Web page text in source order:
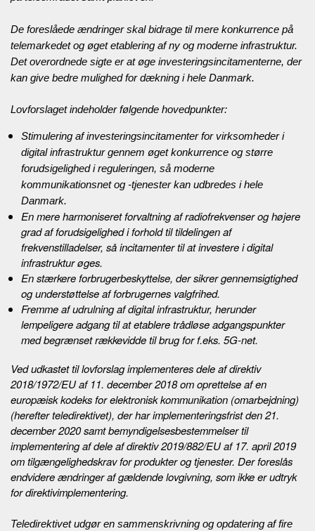
De foreslåede ændringer skal bidrage til mere konkurrence på
telemarkedet og øget etablering af ny og moderne infrastruktur.
Det overordnede sigte er at øge investeringsincitamenterne, der
kan give bedre mulighed for dækning i hele Danmark.
Lovforslaget indeholder følgende hovedpunkter:
Stimulering af investeringsincitamenter for virksomheder i
digital infrastruktur gennem øget konkurrence og større
forudsigelighed i reguleringen, så moderne
kommunikationsnet og -tjenester kan udbredes i hele
Danmark.
En mere harmoniseret forvaltning af radiofrekvenser og højere
grad af forudsigelighed i forhold til tildelingen af
frekvenstilladelser, så incitamenter til at investere i digital
infrastruktur øges.
En stærkere forbrugerbeskyttelse, der sikrer gennemsigtighed
og understøttelse af forbrugernes valgfrihed.
Fremme af udrulning af digital infrastruktur, herunder
lempeligere adgang til at etablere trådløse adgangspunkter
med begrænset rækkevidde til brug for f.eks. 5G-net.
Ved udkastet til lovforslag implementeres dele af direktiv
2018/1972/EU af 11. december 2018 om oprettelse af en
europæisk kodeks for elektronisk kommunikation (omarbejdning)
(herefter teledirektivet), der har implementeringsfrist den 21.
december 2020 samt bemyndigelsesbestemmelser til
implementering af dele af direktiv 2019/882/EU af 17. april 2019
om tilgængelighedskrav for produkter og tjenester. Der foreslås
endvidere ændringer af gældende lovgivning, som ikke er udtryk
for direktivimplementering.
Teledirektivet udgør en sammenskrivning og opdatering af fire